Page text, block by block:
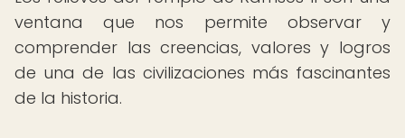
ventana que nos permite observar y
comprender las creencias, valores y logros
de una de las civilizaciones más fascinantes
de la historia.